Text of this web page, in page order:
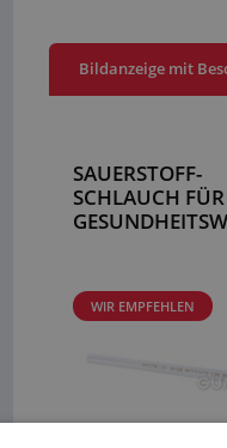
Bildanzeige mit
SAUERSTOFF-
SCHLAUCH FÜR
WIR EMPFEHLEN